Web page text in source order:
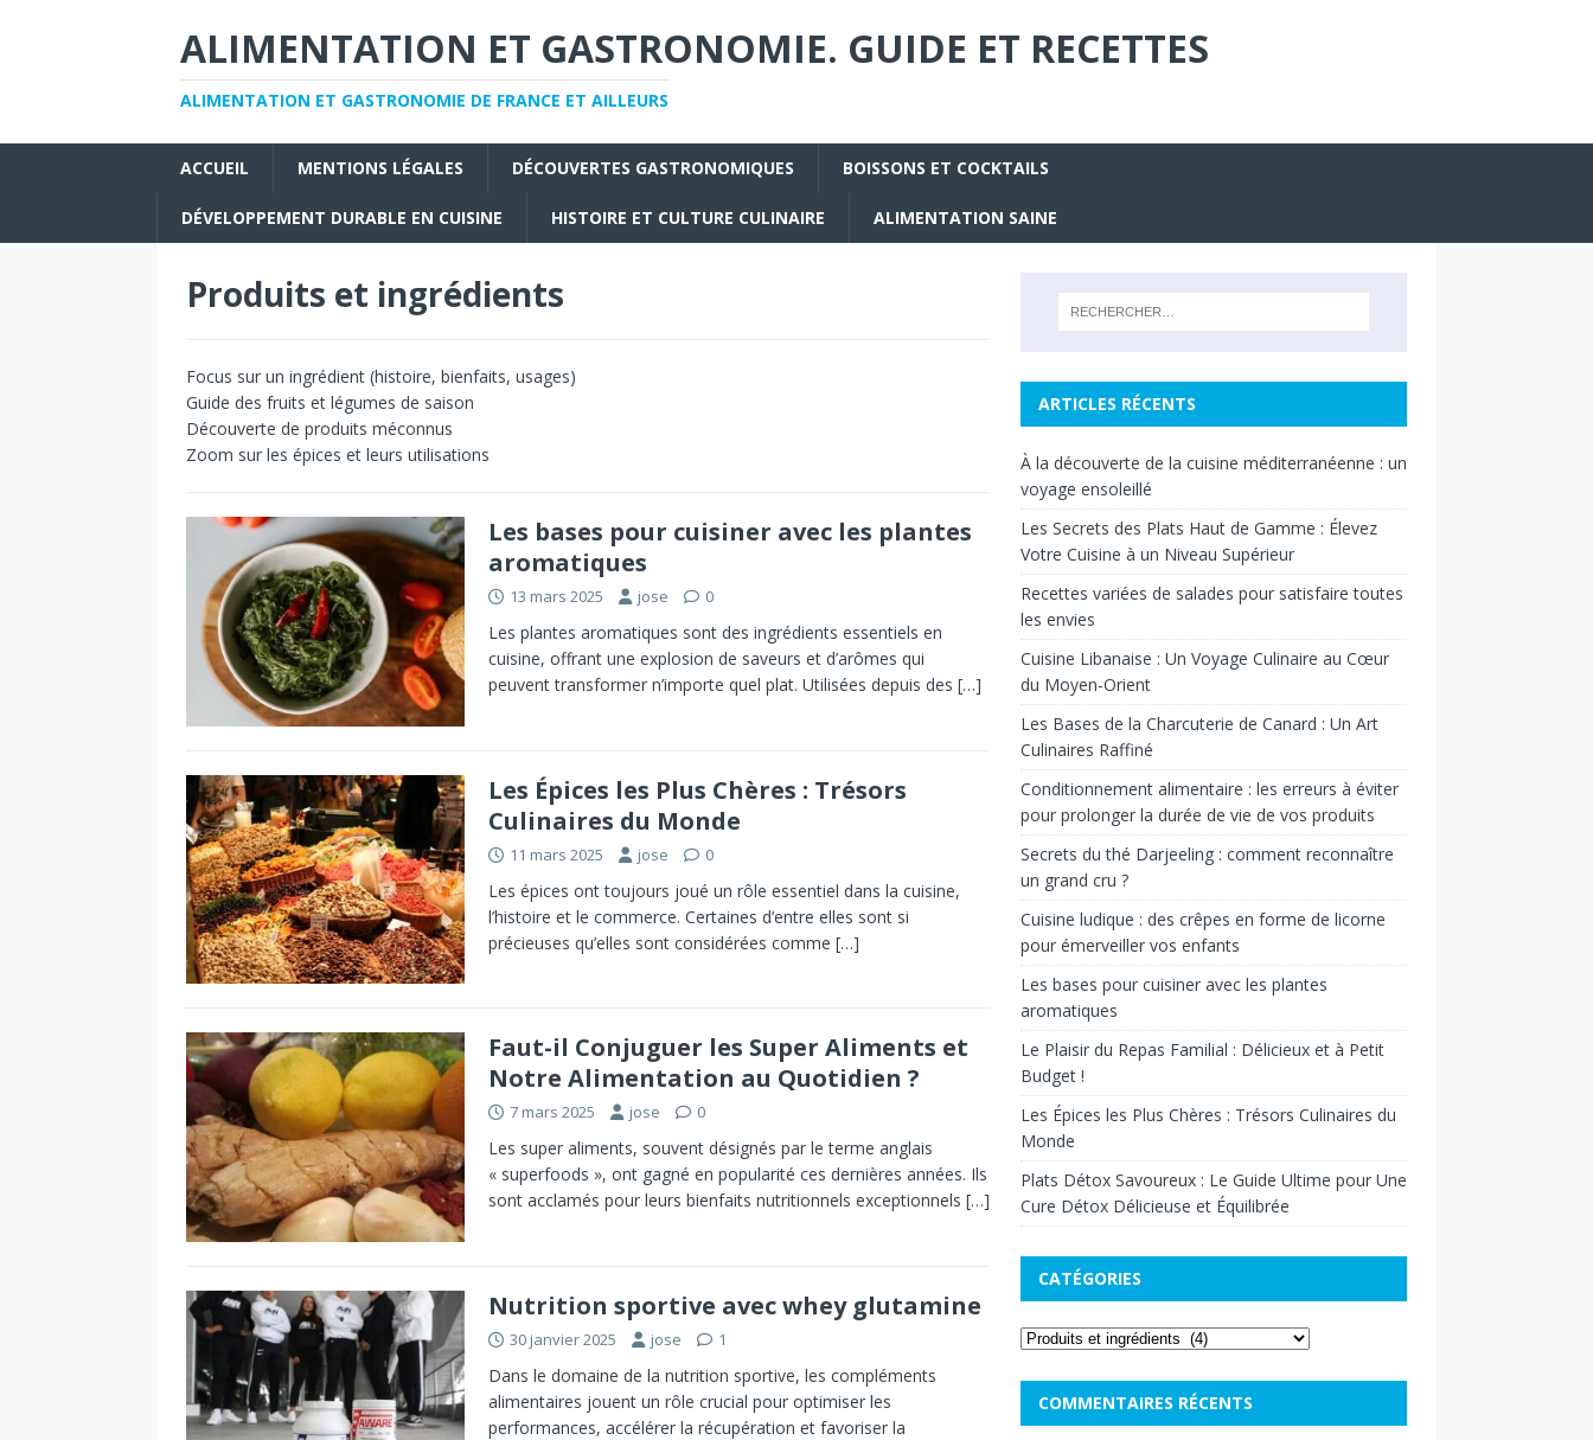
ALIMENTATION ET GASTRONOMIE. GUIDE ET RECETTES
ALIMENTATION ET GASTRONOMIE DE FRANCE ET AILLEURS
ACCUEIL MENTIONS LÉGALES DÉCOUVERTES GASTRONOMIQUES BOISSONS ET COCKTAILS
DÉVELOPPEMENT DURABLE EN CUISINE HISTOIRE ET CULTURE CULINAIRE ALIMENTATION SAINE
Produits et ingrédients
Focus sur un ingrédient (histoire, bienfaits, usages)
Guide des fruits et légumes de saison
Découverte de produits méconnus
Zoom sur les épices et leurs utilisations
Les bases pour cuisiner avec les plantes
aromatiques
13 mars 2025 jose 0
Les plantes aromatiques sont des ingrédients essentiels en
cuisine, offrant une explosion de saveurs et d’arômes qui
peuvent transformer n’importe quel plat. Utilisées depuis des […]
Les Épices les Plus Chères : Trésors
Culinaires du Monde
11 mars 2025 jose 0
Les épices ont toujours joué un rôle essentiel dans la cuisine,
l’histoire et le commerce. Certaines d’entre elles sont si
précieuses qu’elles sont considérées comme […]
Faut-il Conjuguer les Super Aliments et
Notre Alimentation au Quotidien ?
7 mars 2025 jose 0
Les super aliments, souvent désignés par le terme anglais
« superfoods », ont gagné en popularité ces dernières années. Ils
sont acclamés pour leurs bienfaits nutritionnels exceptionnels […]
Nutrition sportive avec whey glutamine
30 janvier 2025 jose 1
Dans le domaine de la nutrition sportive, les compléments
alimentaires jouent un rôle crucial pour optimiser les
performances, accélérer la récupération et favoriser la
ARTICLES RÉCENTS
À la découverte de la cuisine méditerranéenne : un
voyage ensoleillé
Les Secrets des Plats Haut de Gamme : Élevez
Votre Cuisine à un Niveau Supérieur
Recettes variées de salades pour satisfaire toutes
les envies
Cuisine Libanaise : Un Voyage Culinaire au Cœur
du Moyen-Orient
Les Bases de la Charcuterie de Canard : Un Art
Culinaires Raffiné
Conditionnement alimentaire : les erreurs à éviter
pour prolonger la durée de vie de vos produits
Secrets du thé Darjeeling : comment reconnaître
un grand cru ?
Cuisine ludique : des crêpes en forme de licorne
pour émerveiller vos enfants
Les bases pour cuisiner avec les plantes
aromatiques
Le Plaisir du Repas Familial : Délicieux et à Petit
Budget !
Les Épices les Plus Chères : Trésors Culinaires du
Monde
Plats Détox Savoureux : Le Guide Ultime pour Une
Cure Détox Délicieuse et Équilibrée
CATÉGORIES
COMMENTAIRES RÉCENTS